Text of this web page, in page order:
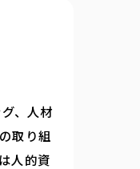
、人材
取り組
人的資